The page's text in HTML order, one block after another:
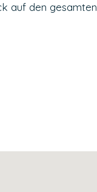
auf den gesamten